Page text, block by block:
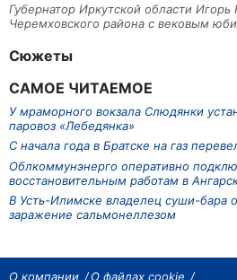
Губернатор Иркутской области
Черемховского района с вековым
Сюжеты
САМОЕ ЧИТАЕМОЕ
У мраморного вокзала Слюдянки
паровоз «Лебедянка»
С начала года в Братске на газ
Облкоммунэнерго оперативно
восстановительным работам в
В Усть-Илимске владелец суши-бара
заражение сальмонеллезом
О компании О файлах cookie